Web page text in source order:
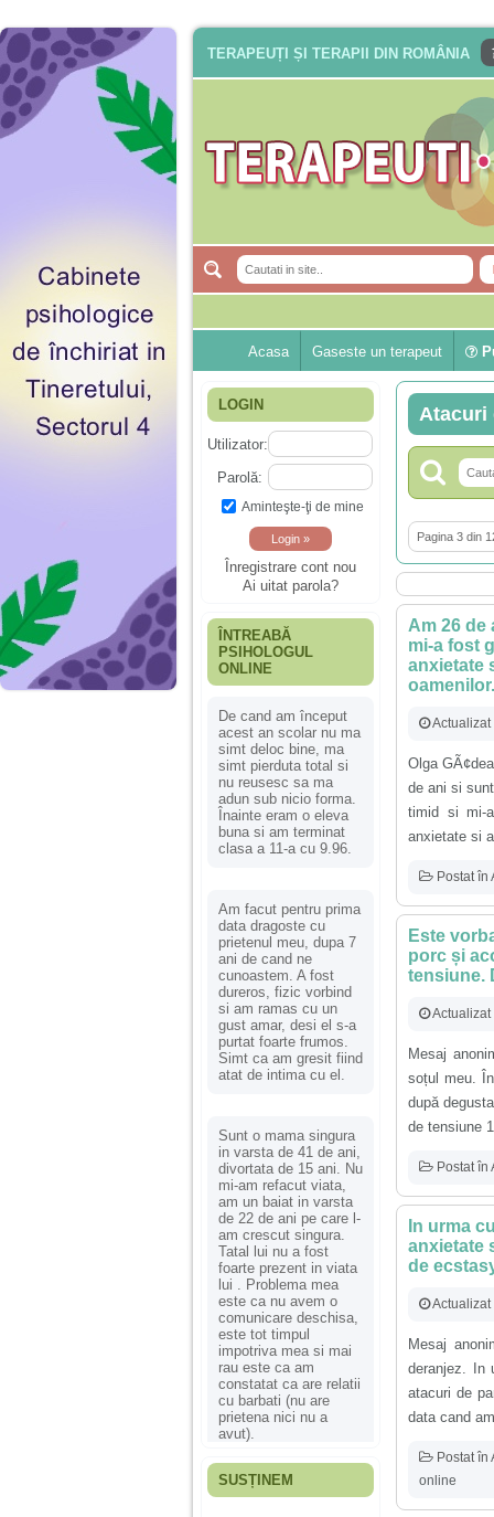
TERAPEUȚI ȘI TERAPII DIN ROMÂNIA
Acasa Gaseste un terapeut
LOGIN
Utilizator:
Parolă:
Aminteşte-ţi de mine
Înregistrare cont nou
Ai uitat parola?
ÎNTREABĂ
PSIHOLOGUL
ONLINE
De cand am început
acest an scolar nu ma
simt deloc bine, ma
simt pierduta total si
nu reusesc sa ma
adun sub nicio forma.
Înainte eram o eleva
buna si am terminat
clasa a 11-a cu 9.96.
Am facut pentru prima
data dragoste cu
prietenul meu, dupa 7
ani de cand ne
cunoastem. A fost
dureros, fizic vorbind
si am ramas cu un
gust amar, desi el s-a
purtat foarte frumos.
Simt ca am gresit fiind
atat de intima cu el.
Sunt o mama singura
in varsta de 41 de ani,
divortata de 15 ani. Nu
mi-am refacut viata,
am un baiat in varsta
de 22 de ani pe care l-
am crescut singura.
Tatal lui nu a fost
foarte prezent in viata
lui . Problema mea
este ca nu avem o
comunicare deschisa,
este tot timpul
impotriva mea si mai
rau este ca am
constatat ca are relatii
cu barbati (nu are
prietena nici nu a
avut).
Fiica mea s-a nascut
SUSȚINEM
Atacuri
Pagina 3 din
Am 26 de
mi-a fost
anxietate
oamenilor.
Actualizat
Olga
de ani si
timid si mi-
anxietate si
Postat în
Este
porc și
tensiune.
Mesaj
soțul meu.
după
de tensiune
Postat în
In urma
anxietate
de
Actualizat
Mesaj
deranjez. In
atacuri de
data cand
Postat în
online